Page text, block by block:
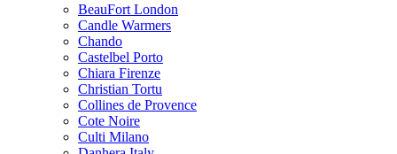
BeauFort London
Candle Warmers
Chando
Castelbel Porto
Chiara Firenze
Christian Tortu
Collines de Provence
Cote Noire
Culti Milano